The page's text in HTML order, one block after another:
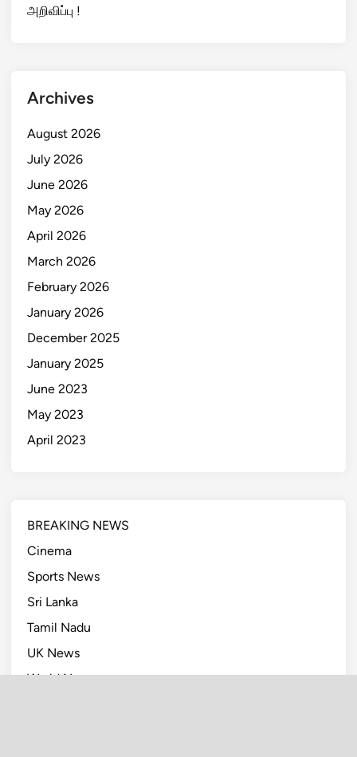
அறிவிப்பு !
Archives
August 2026
July 2026
June 2026
May 2026
April 2026
March 2026
February 2026
January 2026
December 2025
January 2025
June 2023
May 2023
April 2023
BREAKING NEWS
Cinema
Sports News
Sri Lanka
Tamil Nadu
UK News
World News